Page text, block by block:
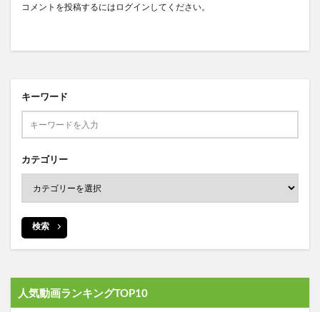
コメントを投稿するには ログイン してください。
キーワード
カテゴリー
検索
人気動画ランキングTOP10